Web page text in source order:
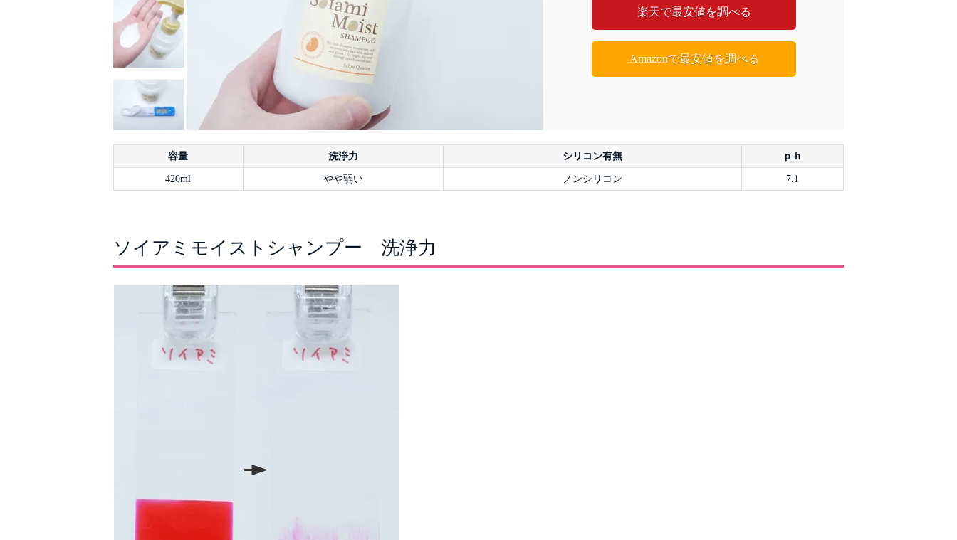
楽天で最安値を調べる
Amazonで最安値を調べる
容量 洗浄力 シリコン有無 ｐｈ
420ml やや弱い ノンシリコン 7.1
ソイアミモイストシャンプー 洗浄力